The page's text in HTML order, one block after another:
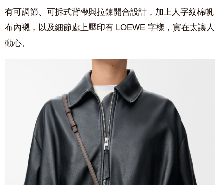
有可調節、可拆式背帶與拉鍊開合設計，加上人字紋棉帆
布內襯，以及細節處上壓印有 LOEWE 字樣，實在太讓人
動心。